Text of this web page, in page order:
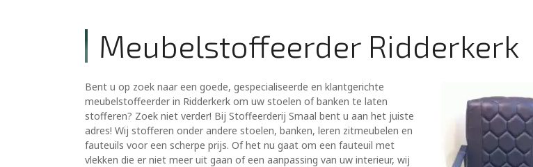
Meubelstoffeerder Ridderkerk
Bent u op zoek naar een goede, gespecialiseerde en klantgerichte
meubelstoffeerder in Ridderkerk om uw stoelen of banken te laten
stofferen? Zoek niet verder! Bij Stoffeerderij Smaal bent u aan het juiste
adres! Wij stofferen onder andere stoelen, banken, leren zitmeubelen en
fauteuils voor een scherpe prijs. Of het nu gaat om een fauteuil met
vlekken die er niet meer uit gaan of een aanpassing van uw interieur, wij